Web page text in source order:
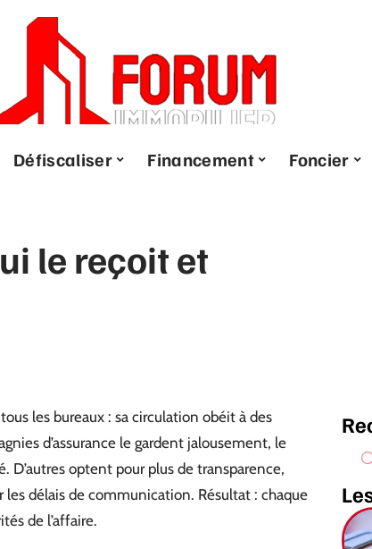
Défiscaliser Financement Foncier
le reçoit et
les bureaux : sa circulation obéit à des
d’assurance le gardent jalousement, le
D’autres optent pour plus de transparence,
les délais de communication. Résultat : chaque
de l’affaire.